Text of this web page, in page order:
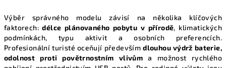
i
s
Výběr správného modelu závisí na několika klíčových
faktorech:délce plánovaného pobytu v přírodě, klimatických
podmínkách, typu aktivit a osobních preferencích.
Profesionální turisté oceňují předevšímdlouhou výdrž baterie,
odolnost proti povětrnostním vlivům a možnost rychlého